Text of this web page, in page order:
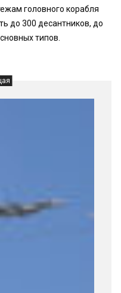
головного корабля
до 300 десантников, до
типов.